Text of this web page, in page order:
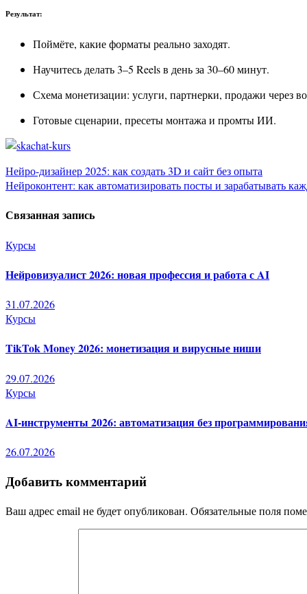
Результат:
Поймёте, какие форматы реально заходят.
Научитесь делать 3–5 Reels в день за 30–60 минут.
Схема монетизации: услуги, партнерки, продажи через
Готовые сценарии, пресеты монтажа и промты ИИ.
Навигация
по
записям
Нейро-дизайнер 2025: как создать 3D и сайт без опыта
Нейроконтент: как автоматизировать посты и зарабатывать
Связанная запись
Курсы
Нейровизуалист 2026: новая профессия и работа с AI
31.07.2026
Курсы
TikTok Money 2026: монетизация и вирусные ниши
29.07.2026
Курсы
AI-инструменты 2026: автоматизация без
26.07.2026
Добавить комментарий
Ваш адрес email не будет опубликован. Обязательные поля